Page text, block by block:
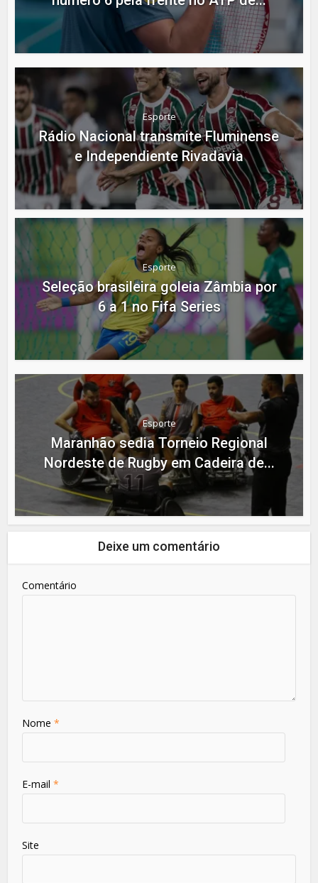
Esporte
Rádio Nacional transmite Fluminense
e Independiente Rivadavia
Esporte
Seleção brasileira goleia Zâmbia por
6 a 1 no Fifa Series
Esporte
Maranhão sedia Torneio Regional
Nordeste de Rugby em Cadeira de...
Deixe um comentário
Comentário
Nome*
E-mail*
Site